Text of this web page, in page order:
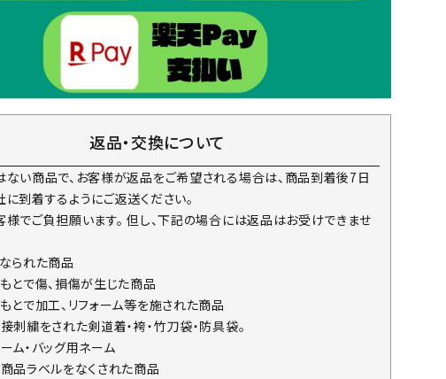
返品・交換について
い商品で、お客様が返品をご希望される場合は、商品到着後7日
到着するようにご返送ください。
でご負担願います。 但し、下記の場合には返品はお受けできませ
られた商品
とで傷、損傷が生じた商品
とで加工、リフォーム等を施された商品
刺繍をされた剣道着・袴・竹刀袋・防具袋。
ム・バッグ用ネーム
品ラベルをなくされた商品